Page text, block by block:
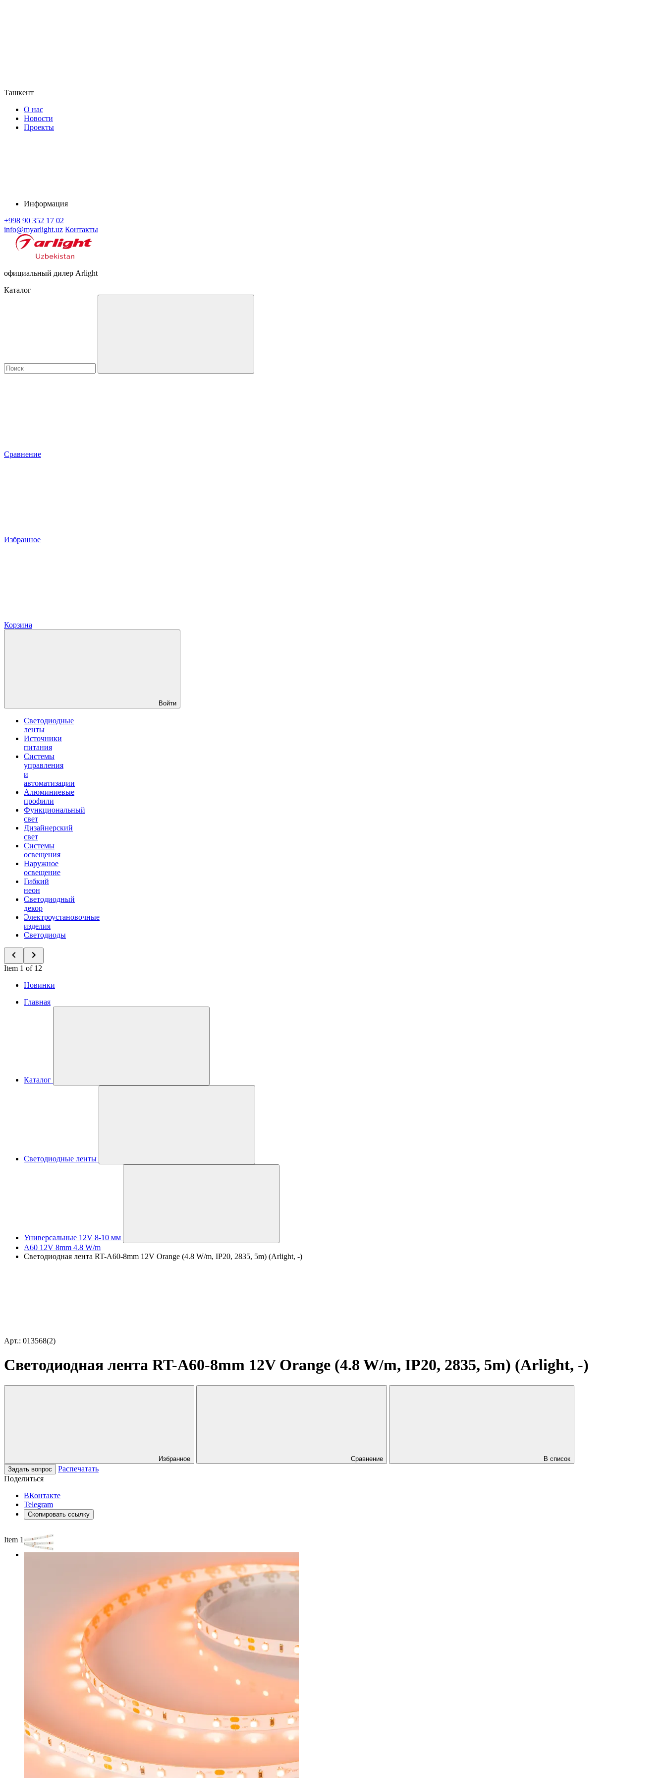
Ташкент
О нас
Новости
Проекты
Информация
+998 90 352 17 02
info@myarlight.uz Контакты
официальный дилер Arlight
Каталог
Сравнение
Избранное
Корзина
Войти
Светодиодные
ленты
Источники
питания
Системы
управления
и
автоматизации
Алюминиевые
профили
Функциональный
свет
Дизайнерский
свет
Системы
освещения
Наружное
освещение
Гибкий
неон
Светодиодный
декор
Электроустановочные
изделия
Светодиоды
Item 1 of 12
Новинки
Главная
Каталог
Светодиодные ленты
Универсальные 12V 8-10 мм
A60 12V 8mm 4.8 W/m
Светодиодная лента RT-A60-8mm 12V Orange (4.8 W/m, IP20, 2835, 5m) (Arlight, -)
Арт.: 013568(2)
Светодиодная лента RT-A60-8mm 12V Orange (4.8 W/m, IP20, 2835, 5m) (Arlight, -)
Избранное Сравнение
В список
Задать вопрос
Распечатать
Поделиться
ВКонтакте
Telegram
Скопировать ссылку
Item 1 of 3